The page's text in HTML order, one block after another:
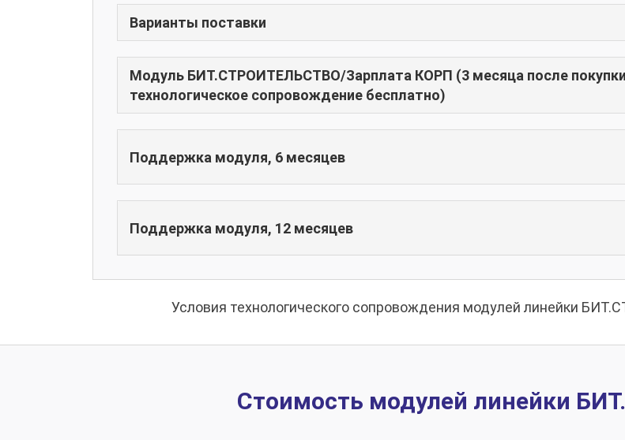
Варианты поставки
Модуль БИТ.СТРОИТЕЛЬСТВО/Зарплата КОРП (3 месяца после покупки
технологическое сопровождение бесплатно)
Поддержка модуля, 6 месяцев
Поддержка модуля, 12 месяцев
Условия технологического сопровождения модулей линейки
Стоимость модулей линейки